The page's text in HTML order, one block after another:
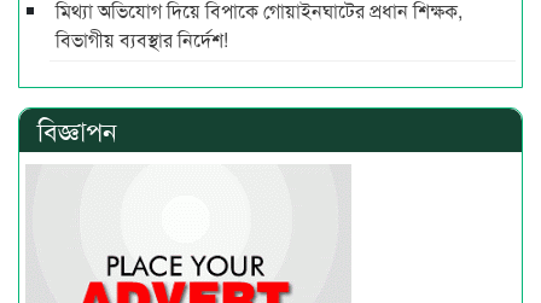
মিথ্যা অভিযোগ দিয়ে বিপাকে গোয়াইনঘাটের প্রধান শিক্ষক,
বিভাগীয় ব্যবস্থার নির্দেশ!
বিজ্ঞাপন